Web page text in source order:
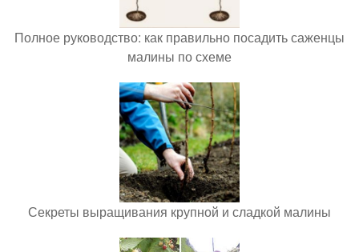
Полное руководство: как правильно посадить саженцы
малины по схеме
Секреты выращивания крупной и сладкой малины